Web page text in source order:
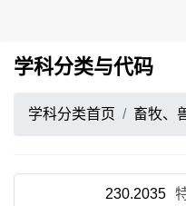
学科分类与代码
学科分类首页 畜牧、
230.2035